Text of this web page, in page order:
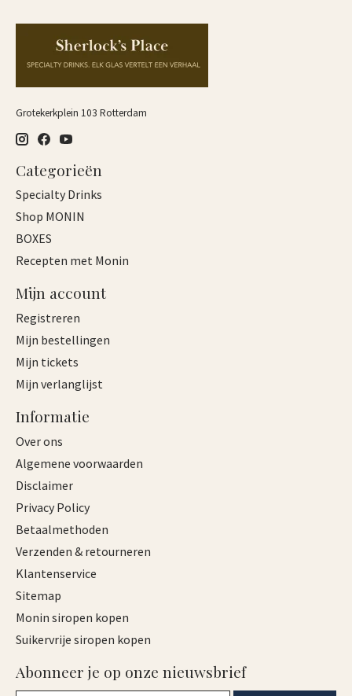
Grotekerkplein 103 Rotterdam
Categorieën
Specialty Drinks
Shop MONIN
BOXES
Recepten met Monin
Mijn account
Registreren
Mijn bestellingen
Mijn tickets
Mijn verlanglijst
Informatie
Over ons
Algemene voorwaarden
Disclaimer
Privacy Policy
Betaalmethoden
Verzenden & retourneren
Klantenservice
Sitemap
Monin siropen kopen
Suikervrije siropen kopen
Abonneer je op onze nieuwsbrief